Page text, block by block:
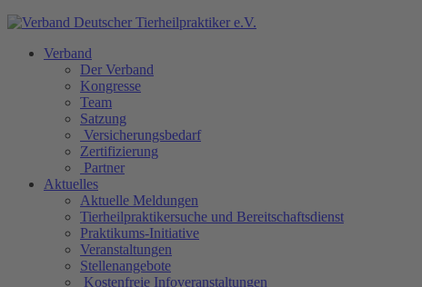
Verband
Der Verband
Kongresse
Team
Satzung
Versicherungsbedarf
Zertifizierung
Partner
Aktuelles
Aktuelle Meldungen
Tierheilpraktikersuche und Bereitschaftsdienst
Praktikums-Initiative
Veranstaltungen
Stellenangebote
Kostenfreie Infoveranstaltungen